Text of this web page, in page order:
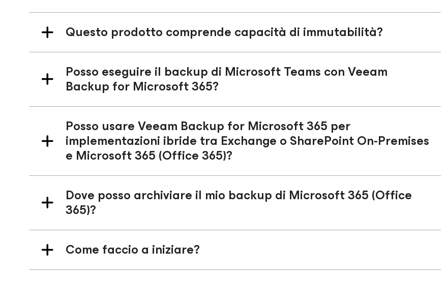
Questo prodotto comprende capacità di immutabilità?
Posso eseguire il backup di Microsoft Teams con Veeam
Backup for Microsoft 365?
Posso usare Veeam Backup for Microsoft 365 per
implementazioni ibride tra Exchange o SharePoint On-Premises
e Microsoft 365 (Office 365)?
Dove posso archiviare il mio backup di Microsoft 365 (Office
365)?
Come faccio a iniziare?